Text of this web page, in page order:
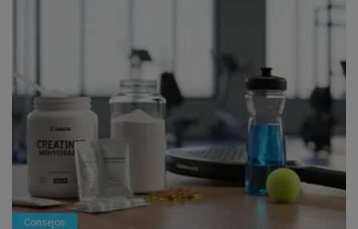
Consejos